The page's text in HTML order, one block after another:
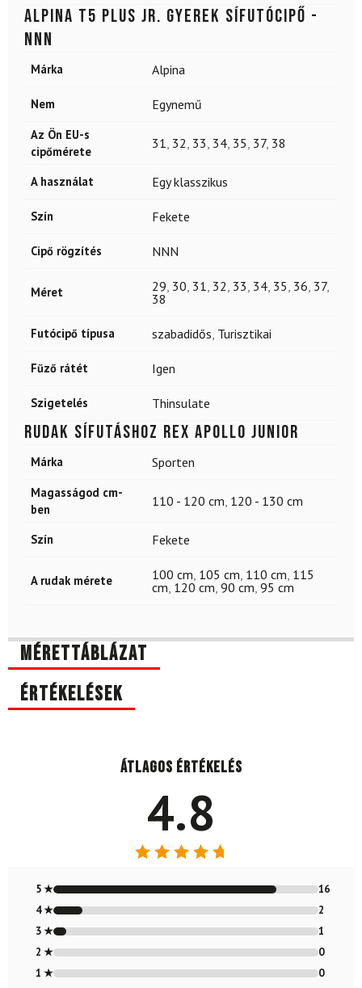
ALPINA T5 Plus Jr. gyerek sífutócipő -
NNN
Márka Alpina
Nem Egynemű
Az Ön EU-s
cipőmérete
31 32 33 34 35 37, 38
A használat Egy klasszikus
Szín Fekete
Cipő rögzítés NNN
Méret 29 30 31 32 33 34 35 36 37,
38
Futócipő típusa szabadidős Turisztikai
Fűző rátét Igen
Szigetelés Thinsulate
Rudak sífutáshoz REX Apollo Junior
Márka Sporten
Magasságod cm-
ben
110 - 120 cm 120 - 130 cm
Szín Fekete
A rudak mérete 100 cm 105 cm 110 cm 115
cm 120 cm 90 cm 95 cm
Mérettáblázat
Értékelések
Átlagos értékelés
4.8
4.79/ 5
5 ★
16
4 ★
2
3 ★
1
2 ★
0
1 ★
0